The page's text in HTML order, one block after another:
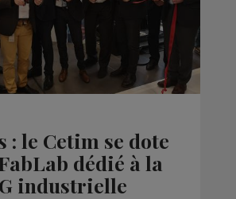
: le Cetim se dote
dédié à la
industrielle